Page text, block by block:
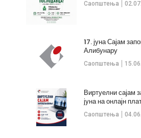
Саопштења
Саопштења
17. јуна Сајам
Алибунару
Саопштења
Виртуелни
јуна на онлајн